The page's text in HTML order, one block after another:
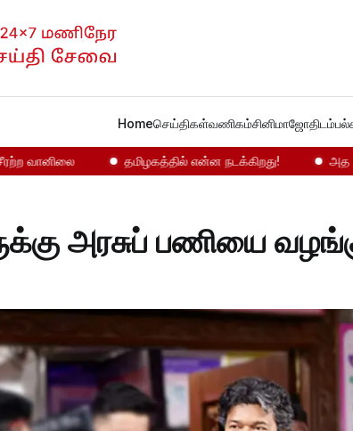
Homeசெய்திகள்வணிகம்சினிமாஜோதிடம்
தமிழகத்தில் என்ன நடக்கிறது! அத
அரசுப் பணியை